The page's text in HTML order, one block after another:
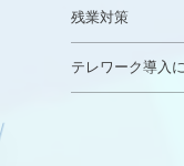
残業対策
テレワーク導入